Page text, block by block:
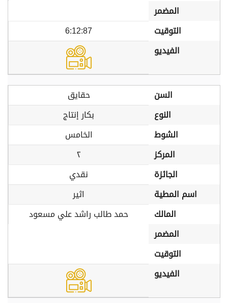
المضمر
التوقيت
6:12:87
الفيديو
السن
حقايق
النوع
بكار إنتاج
الشوط
الخامس
المركز
٢
الجائزة
نقدي
اسم المطية
اثير
المالك
حمد طالب راشد علي مسعود
المضمر
التوقيت
الفيديو